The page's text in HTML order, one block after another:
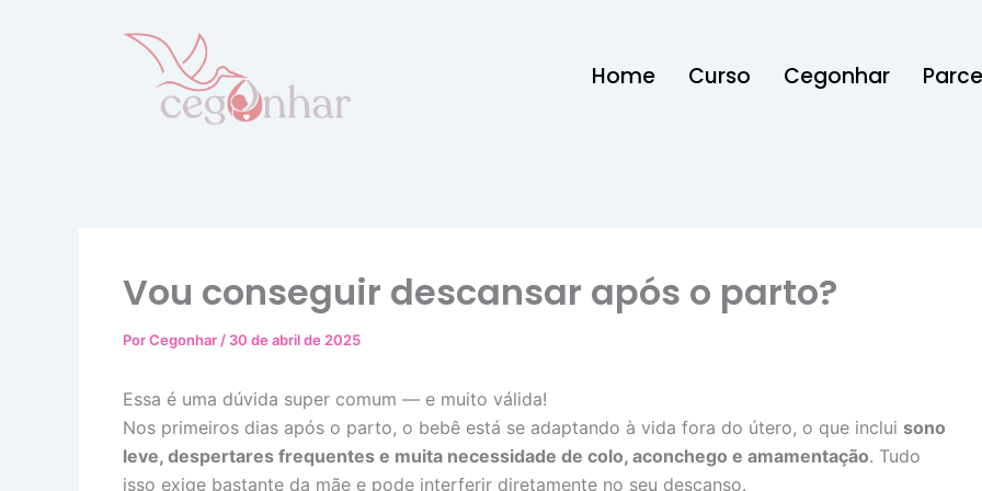
Home Curso Cegonhar
Vou conseguir descansar após o parto?
PorCegonhar / 30 de abril de 2025
Essa é uma dúvida super comum — e muito válida!
Nos primeiros dias após o parto, o bebê está se adaptando à vida fora do útero, o que inclui sono
leve, despertares frequentes e muita necessidade de colo, aconchego e amamentação. Tudo
isso exige bastante da mãe e pode interferir diretamente no seu descanso.